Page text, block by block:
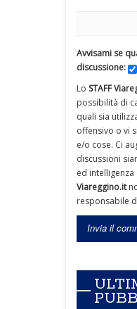
Avvisami se
discussione:
Lo STAFF
possibilità di
quali sia
offensivo o vi
e/o cose. Ci
discussioni
ed
Viareggino.it
responsabile